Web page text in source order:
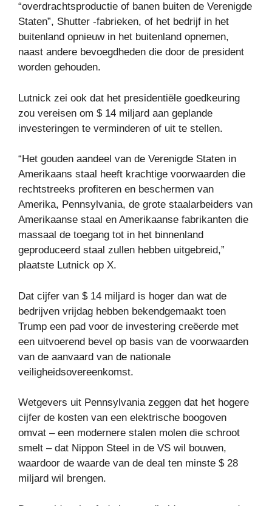
“overdrachtsproductie of banen buiten de Verenigde
Staten”, Shutter -fabrieken, of het bedrijf in het
buitenland opnieuw in het buitenland opnemen,
naast andere bevoegdheden die door de president
worden gehouden.
Lutnick zei ook dat het presidentiële goedkeuring
zou vereisen om $ 14 miljard aan geplande
investeringen te verminderen of uit te stellen.
“Het gouden aandeel van de Verenigde Staten in
Amerikaans staal heeft krachtige voorwaarden die
rechtstreeks profiteren en beschermen van
Amerika, Pennsylvania, de grote staalarbeiders van
Amerikaanse staal en Amerikaanse fabrikanten die
massaal de toegang tot in het binnenland
geproduceerd staal zullen hebben uitgebreid,”
plaatste Lutnick op X.
Dat cijfer van $ 14 miljard is hoger dan wat de
bedrijven vrijdag hebben bekendgemaakt toen
Trump een pad voor de investering creëerde met
een uitvoerend bevel op basis van de voorwaarden
van de aanvaard van de nationale
veiligheidsovereenkomst.
Wetgevers uit Pennsylvania zeggen dat het hogere
cijfer de kosten van een elektrische boogoven
omvat – een modernere stalen molen die schroot
smelt – dat Nippon Steel in de VS wil bouwen,
waardoor de waarde van de deal ten minste $ 28
miljard wil brengen.